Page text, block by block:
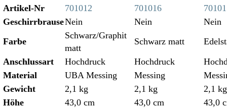
Artikel-Nr
701012 701016
GeschirrbrauseNein Nein
Nein
Farbe
Schwarz/Graphit
matt
Schwarz matt
Anschlussart
Hochdruck Hochdruck
Material
UBA Messing Messing
Gewicht
2,1 kg 2,1 kg
2,1 kg
Höhe
43,0 cm 43,0 cm
43,0